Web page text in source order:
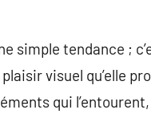
simple tendance ;
visuel qu’elle
qui